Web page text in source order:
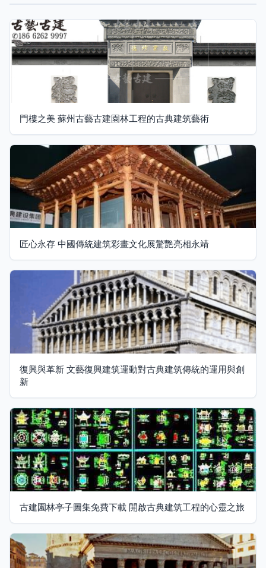
門樓之美 蘇州古藝古建園林工程的古典建筑藝術
匠心永存 中國傳統建筑彩畫文化展驚艷亮相永靖
復興與革新 文藝復興建筑運動對古典建筑傳統的運用與創
新
古建園林亭子圖集免費下載 開啟古典建筑工程的心靈之旅